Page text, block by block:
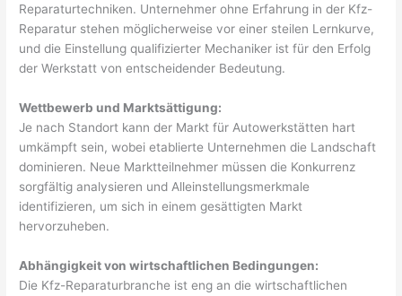
Reparaturtechniken. Unternehmer ohne Erfahrung in der Kfz-
Reparatur stehen möglicherweise vor einer steilen Lernkurve,
und die Einstellung qualifizierter Mechaniker ist für den Erfolg
der Werkstatt von entscheidender Bedeutung.
Wettbewerb und Marktsättigung:
Je nach Standort kann der Markt für Autowerkstätten hart
umkämpft sein, wobei etablierte Unternehmen die Landschaft
dominieren. Neue Marktteilnehmer müssen die Konkurrenz
sorgfältig analysieren und Alleinstellungsmerkmale
identifizieren, um sich in einem gesättigten Markt
hervorzuheben.
Abhängigkeit von wirtschaftlichen Bedingungen:
Die Kfz-Reparaturbranche ist eng an die wirtschaftlichen